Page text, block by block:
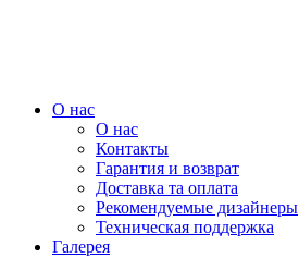
О нас
О нас
Контакты
Гарантия и возврат
Доставка та оплата
Рекомендуемые дизайнеры
Техническая поддержка
Галерея